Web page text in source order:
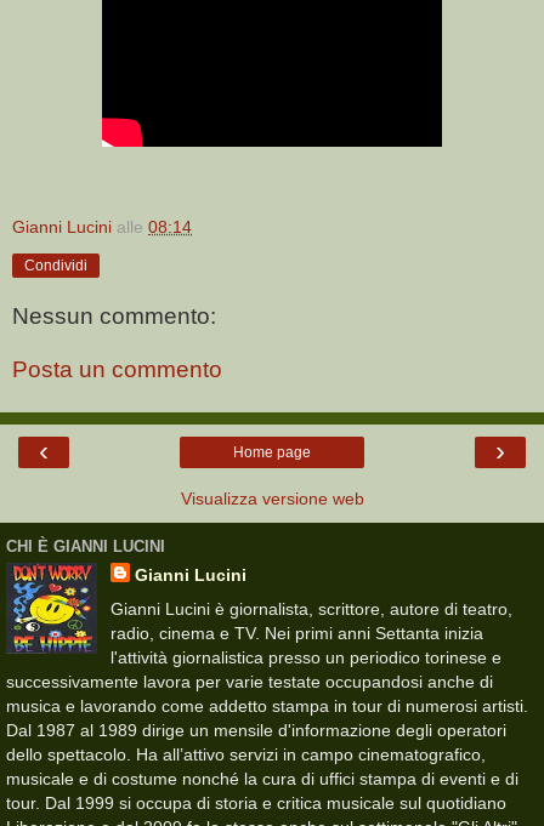
Gianni Lucini alle 08:14
Condividi
Nessun commento:
Posta un commento
‹ ›
Home page
Visualizza versione web
CHI È GIANNI LUCINI
Gianni Lucini
Gianni Lucini è giornalista, scrittore, autore di teatro,
radio, cinema e TV. Nei primi anni Settanta inizia
l'attività giornalistica presso un periodico torinese e
successivamente lavora per varie testate occupandosi anche di
musica e lavorando come addetto stampa in tour di numerosi artisti.
Dal 1987 al 1989 dirige un mensile d'informazione degli operatori
dello spettacolo. Ha all’attivo servizi in campo cinematografico,
musicale e di costume nonché la cura di uffici stampa di eventi e di
tour. Dal 1999 si occupa di storia e critica musicale sul quotidiano